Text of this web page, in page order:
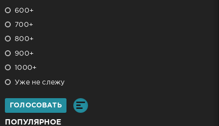
600+
700+
800+
900+
1000+
Уже не слежу
ГОЛОСОВАТЬ
ПОПУЛЯРНОЕ